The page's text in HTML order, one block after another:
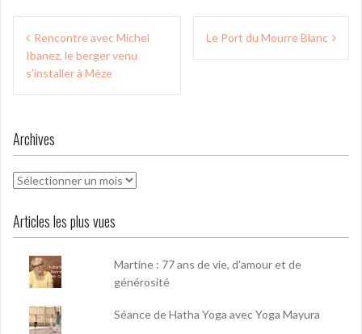
Navigation
de
l’article
Rencontre avec Michel
Ibanez, le berger venu
s’installer à Mèze
Le Port du Mourre Blanc
Archives
Archives
Articles les plus vues
Martine : 77 ans de vie, d'amour et de
générosité
Séance de Hatha Yoga avec Yoga Mayura